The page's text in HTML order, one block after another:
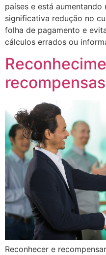
países e está
significativa redução no
folha de pagamento e
cálculos errados ou
recompensas
Reconhecer e